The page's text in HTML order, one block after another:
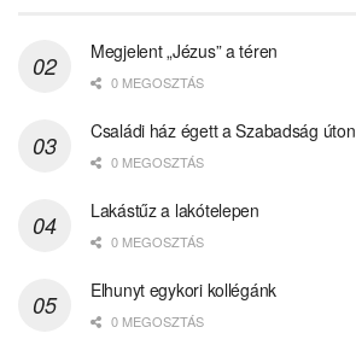
Megjelent „Jézus” a téren
0 MEGOSZTÁS
Családi ház égett a Szabadság úton
0 MEGOSZTÁS
Lakástűz a lakótelepen
0 MEGOSZTÁS
Elhunyt egykori kollégánk
0 MEGOSZTÁS